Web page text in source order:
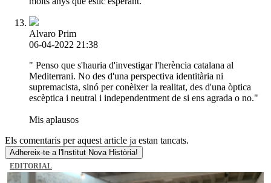
Alvaro Prim
06-04-2022 21:38
" Penso que s'hauria d'investigar l'herència catalana al
Mediterrani. No des d'una perspectiva identitària ni
supremacista, sinó per conèixer la realitat, des d'una òptica
escèptica i neutral i independentment de si ens agrada o no."
Mis aplausos
Els comentaris per aquest article ja estan tancats.
Adhereix-te a l'Institut Nova Història!
EDITORIAL